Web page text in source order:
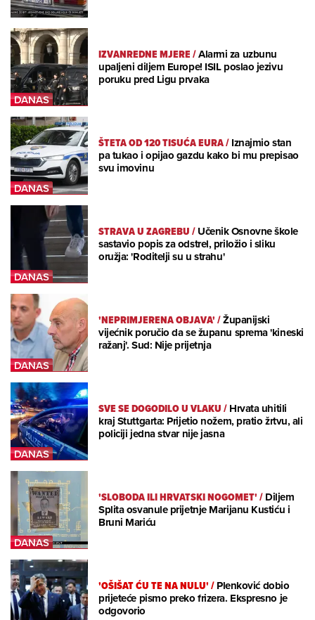
IZVANREDNE MJERE/Alarmi za uzbunu
upaljeni diljem Europe! ISIL poslao jezivu
poruku pred Ligu prvaka
ŠTETA OD 120 TISUĆA EURA/Iznajmio stan
pa tukao i opijao gazdu kako bi mu prepisao
svu imovinu
STRAVA U ZAGREBU/Učenik Osnovne škole
sastavio popis za odstrel, priložio i sliku
oružja: 'Roditelji su u strahu'
'NEPRIMJERENA OBJAVA'/Županijski
vijećnik poručio da se županu sprema 'kineski
ražanj'. Sud: Nije prijetnja
SVE SE DOGODILO U VLAKU/Hrvata uhitili
kraj Stuttgarta: Prijetio nožem, pratio žrtvu, ali
policiji jedna stvar nije jasna
'SLOBODA ILI HRVATSKI NOGOMET'/Diljem
Splita osvanule prijetnje Marijanu Kustiću i
Bruni Mariću
'OŠIŠAT ĆU TE NA NULU'/Plenković dobio
prijeteće pismo preko frizera. Ekspresno je
odgovorio